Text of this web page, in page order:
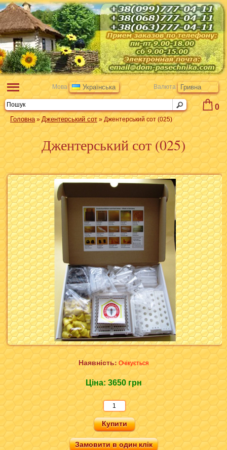
0
Мова Українська Валюта Гривна
Головна» Джентерський сот » Джентерський сот (025)
Джентерський сот (025)
Наявність: Очікується
Ціна: 3650 грн
Замовити в один клік